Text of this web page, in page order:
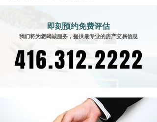
即刻预约免费评估
我们将为您竭诚服务，提供最专业的房产交易信息
416.312.2222
416.312.2222